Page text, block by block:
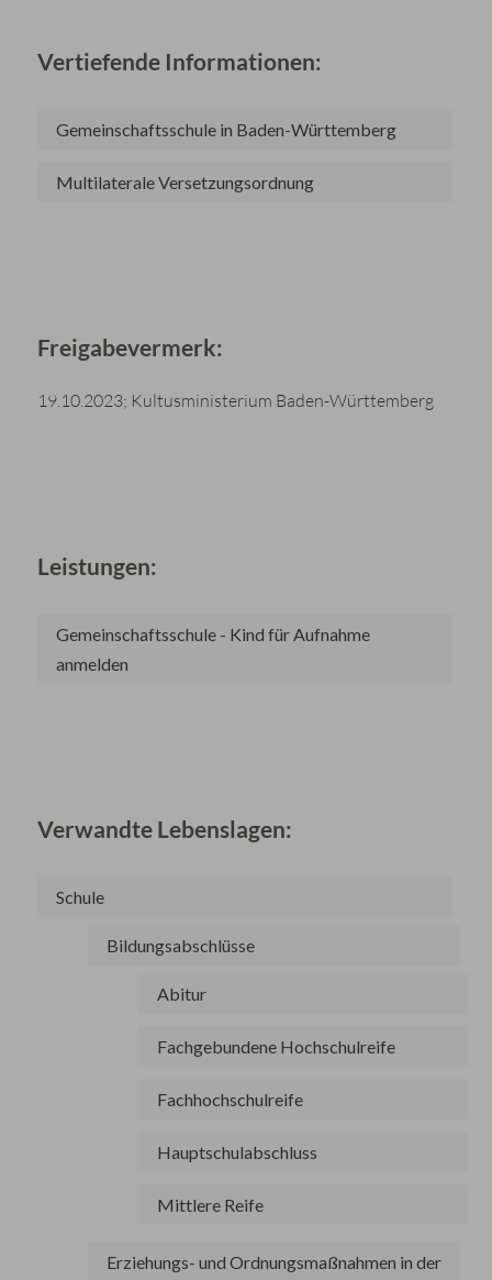
Vertiefende Informationen:
Gemeinschaftsschule in Baden-Württemberg
Multilaterale Versetzungsordnung
Freigabevermerk:
19.10.2023; Kultusministerium Baden-Württemberg
Leistungen:
Gemeinschaftsschule - Kind für Aufnahme
anmelden
Verwandte Lebenslagen:
Schule
Bildungsabschlüsse
Abitur
Fachgebundene Hochschulreife
Fachhochschulreife
Hauptschulabschluss
Mittlere Reife
Erziehungs- und Ordnungsmaßnahmen in der